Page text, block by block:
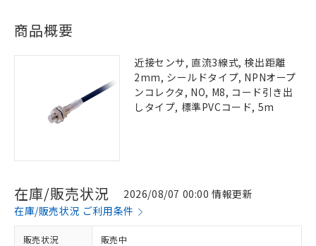
商品概要
近接センサ, 直流3線式, 検出距離
2mm, シールドタイプ, NPNオープ
ンコレクタ, NO, M8, コード引き出
しタイプ, 標準PVCコード, 5m
在庫/販売状況
2026/08/07 00:00 情報更新
在庫/販売状況 ご利用条件
販売状況 販売中